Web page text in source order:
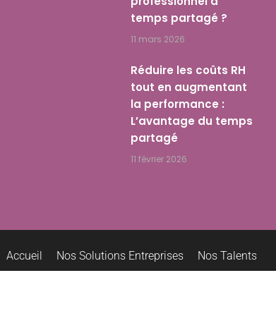
temps partagé ?
11 mars 2026
Réduire les coûts RH
tout en augmentant
la performance :
L’avantage du temps
partagé
11 février 2026
Accueil Nos Solutions Entreprises Nos Talents